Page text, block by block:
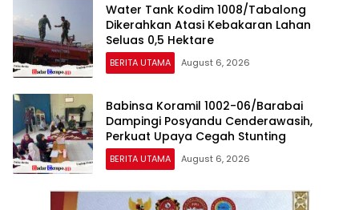
Water Tank Kodim 1008/Tabalong
Dikerahkan Atasi Kebakaran Lahan
Seluas 0,5 Hektare
BERITA UTAMA August 6, 2026
Babinsa Koramil 1002-06/Barabai
Dampingi Posyandu Cenderawasih,
Perkuat Upaya Cegah Stunting
BERITA UTAMA August 6, 2026